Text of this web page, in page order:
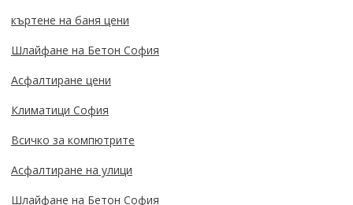
къртене на баня цени
Шлайфане на Бетон София
Асфалтиране цени
Климатици София
Всичко за компютрите
Асфалтиране на улици
Шлайфане на Бетон София